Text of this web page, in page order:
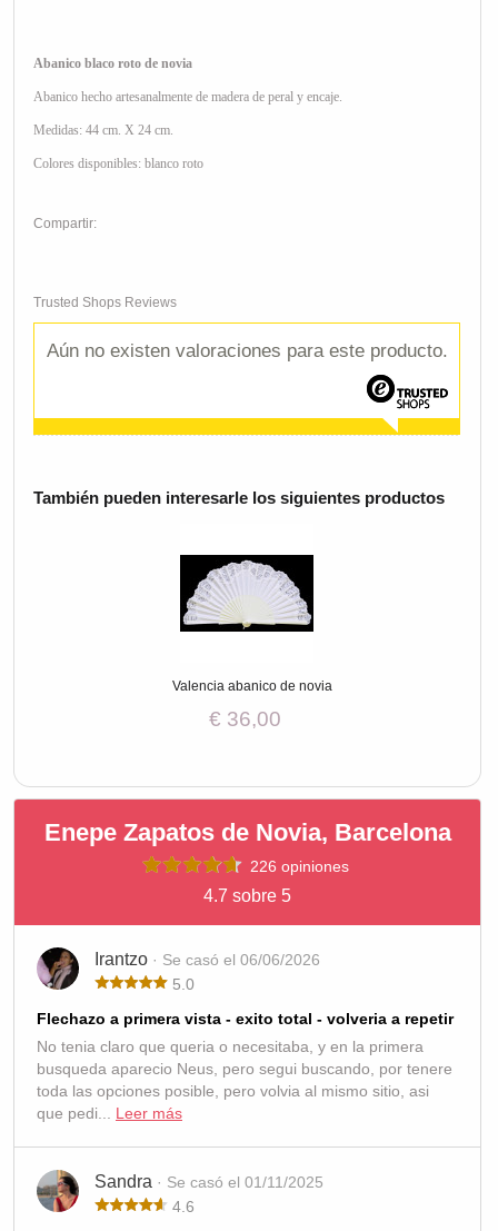
Abanico blaco roto de novia
Abanico hecho artesanalmente de madera de peral y encaje.
Medidas: 44 cm. X 24 cm.
Colores disponibles: blanco roto
Compartir:
Trusted Shops Reviews
Aún no existen valoraciones para este producto.
También pueden interesarle los siguientes productos
Valencia abanico de novia
€ 36,00
Enepe Zapatos de Novia, Barcelona
226 opiniones
4.7 sobre 5
Irantzo · Se casó el 06/06/2026
5.0
Flechazo a primera vista - exito total - volveria a repetir
No tenia claro que queria o necesitaba, y en la primera
busqueda aparecio Neus, pero segui buscando, por tenere
toda las opciones posible, pero volvia al mismo sitio, asi
que pedi... Leer más
Sandra · Se casó el 01/11/2025
4.6